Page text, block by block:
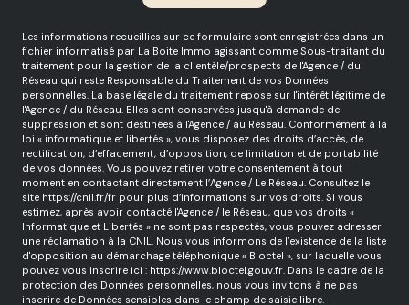
Les informations recueillies sur ce formulaire sont enregistrées dans un
fichier informatisé par La Boite Immo agissant comme Sous-traitant du
traitement pour la gestion de la clientèle/prospects de l'Agence / du
Réseau qui reste Responsable du Traitement de vos Données
personnelles. La base légale du traitement repose sur l'intérêt légitime de
l'Agence / du Réseau. Elles sont conservées jusqu'à demande de
suppression et sont destinées à l'Agence / au Réseau. Conformément à la
loi « informatique et libertés », vous disposez des droits d’accès, de
rectification, d’effacement, d’opposition, de limitation et de portabilité
de vos données. Vous pouvez retirer votre consentement à tout
moment en contactant directement l’Agence / Le Réseau. Consultez le
site https://cnil.fr/fr pour plus d’informations sur vos droits. Si vous
estimez, après avoir contacté l'Agence / le Réseau, que vos droits «
Informatique et Libertés » ne sont pas respectés, vous pouvez adresser
une réclamation à la CNIL. Nous vous informons de l’existence de la liste
d'opposition au démarchage téléphonique « Bloctel », sur laquelle vous
pouvez vous inscrire ici : https://www.bloctel.gouv.fr . Dans le cadre de la
protection des Données personnelles, nous vous invitons à ne pas
inscrire de Données sensibles dans le champ de saisie libre.